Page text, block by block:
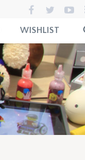
WISHLIST